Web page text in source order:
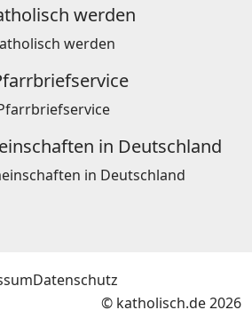
werden
in Deutschland
Datenschutz
© katholisch.de 2026